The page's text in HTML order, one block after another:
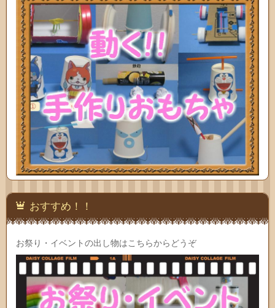
おすすめ！！
お祭り・イベントの出し物はこちらからどうぞ